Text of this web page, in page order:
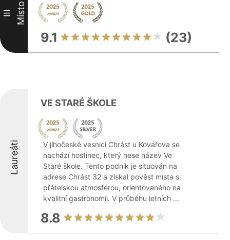
III Místo
9.1 (23)
Laureáti
VE STARÉ ŠKOLE
V jihočeské vesnici Chrást u Kovářova se
nachází hostinec, který nese název Ve
Staré škole. Tento podnik je situován na
adrese Chrást 32 a získal pověst místa s
přátelskou atmosférou, orientovaného na
kvalitní gastronomii. V průběhu letních ...
8.8